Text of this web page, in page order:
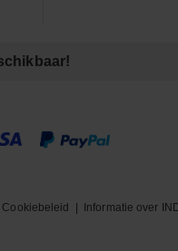
Cookiebeleid Informatie over